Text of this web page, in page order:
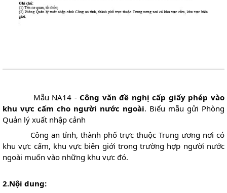
Mẫu NA14 - Công văn đề nghị cấp giấy phép vào
khu vực cấm cho người nước ngoài. Biểu mẫu gửi Phòng
Quản lý xuất nhập cảnh
Công an tỉnh, thành phố trực thuộc Trung ương nơi có
khu vực cấm, khu vực biên giới trong trường hợp người nước
ngoài muốn vào những khu vực đó.
2.Nội dung: